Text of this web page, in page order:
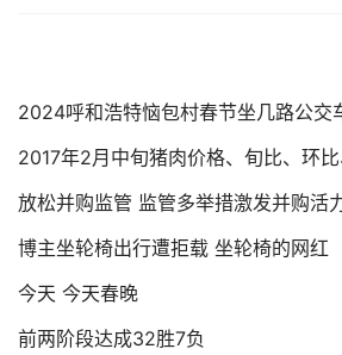
2024呼和浩特恼包村春节坐几路公交
2017年2月中旬猪肉价格、旬比、环
放松并购监管 监管多举措激发并购活
博主坐轮椅出行遭拒载 坐轮椅的网红
今天 今天春晚
前两阶段达成32胜7负